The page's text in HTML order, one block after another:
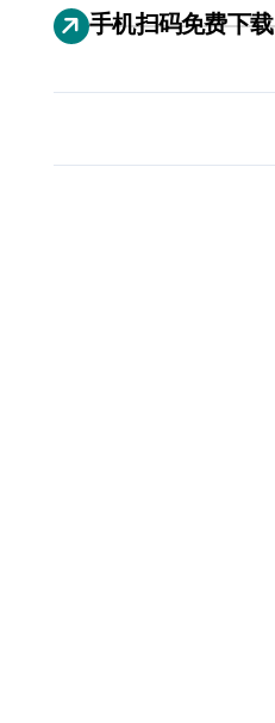
手机扫码免费下载